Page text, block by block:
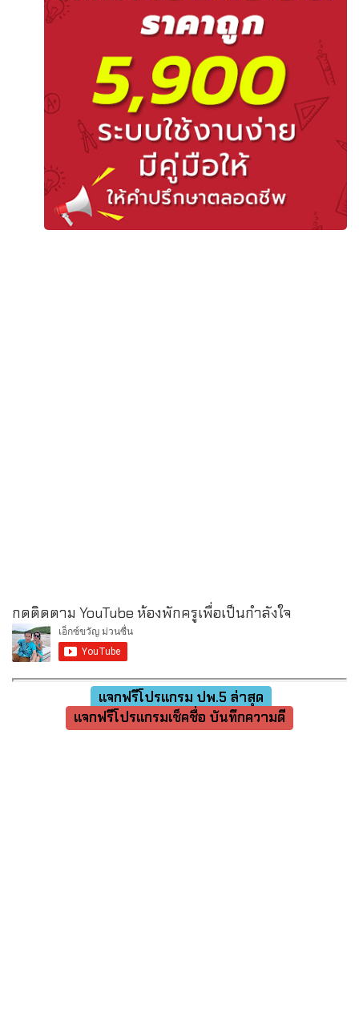
กดติดตาม YouTube ห้องพักครูเพื่อเป็นกำลังใจ
แจกฟรีโปรแกรม ปพ.5 ล่าสุด
แจกฟรีโปรแกรมเช็คชื่อ บันทึกความดี